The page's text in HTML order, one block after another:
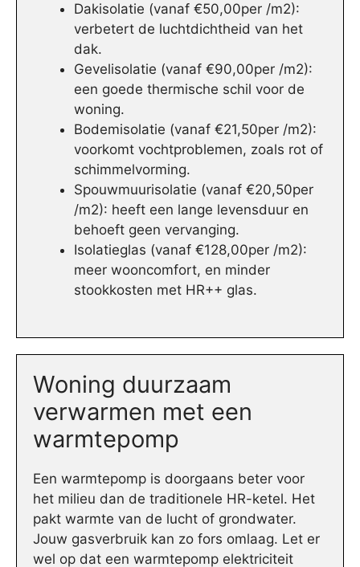
Dakisolatie (vanaf €50,00per /m2):
verbetert de luchtdichtheid van het
dak.
Gevelisolatie (vanaf €90,00per /m2):
een goede thermische schil voor de
woning.
Bodemisolatie (vanaf €21,50per /m2):
voorkomt vochtproblemen, zoals rot of
schimmelvorming.
Spouwmuurisolatie (vanaf €20,50per
/m2): heeft een lange levensduur en
behoeft geen vervanging.
Isolatieglas (vanaf €128,00per /m2):
meer wooncomfort, en minder
stookkosten met HR++ glas.
Woning duurzaam
verwarmen met een
warmtepomp
Een warmtepomp is doorgaans beter voor
het milieu dan de traditionele HR-ketel. Het
pakt warmte van de lucht of grondwater.
Jouw gasverbruik kan zo fors omlaag. Let er
wel op dat een warmtepomp elektriciteit